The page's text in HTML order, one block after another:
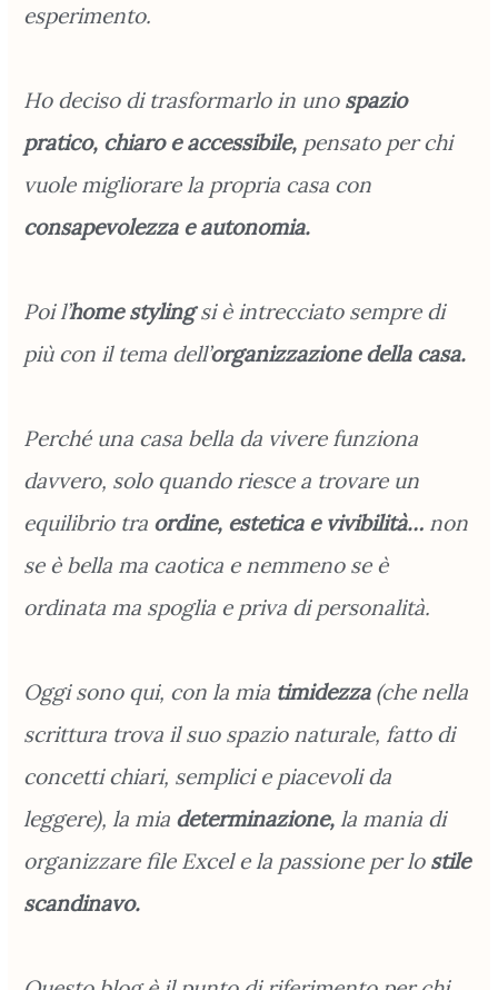
esperimento.
Ho deciso di trasformarlo in unospazio
pratico, chiaro e accessibile, pensato per chi
vuole migliorare la propria casa con
consapevolezza e autonomia.
Poi l’home stylingsi è intrecciato sempre di
più con il tema dell’organizzazione della casa.
Perché una casa bella da vivere funziona
davvero, solo quando riesce a trovare un
equilibrio tra ordine, estetica e vivibilità… non
se è bella ma caotica e nemmeno se è
ordinata ma spoglia e priva di personalità.
Oggi sono qui, con la mia timidezza (che nella
scrittura trova il suo spazio naturale, fatto di
concetti chiari, semplici e piacevoli da
leggere), la mia determinazione, la mania di
organizzare file Excel e la passione per lo stile
scandinavo.